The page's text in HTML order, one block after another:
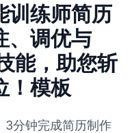
训练师简历
、调优与
能，助您斩
！模板
3分钟完成简历制作